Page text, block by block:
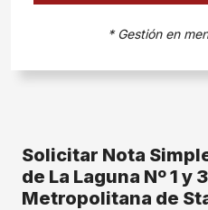
* Gestión en
Solicitar Nota
de La Laguna Nº 1 y
Metropolitana de